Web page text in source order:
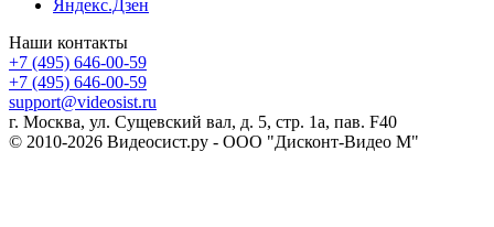
Яндекс.Дзен
Наши контакты
+7 (495) 646-00-59
+7 (495) 646-00-59
support@videosist.ru
г. Москва, ул. Сущевский вал, д. 5, стр. 1а, пав. F40
© 2010-2026 Видеосист.ру - ООО "Дисконт-Видео М"